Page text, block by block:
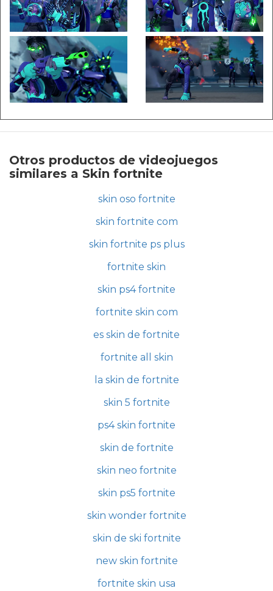
Otros productos de videojuegos
similares a Skin fortnite
skin oso fortnite
skin fortnite com
skin fortnite ps plus
fortnite skin
skin ps4 fortnite
fortnite skin com
es skin de fortnite
fortnite all skin
la skin de fortnite
skin 5 fortnite
ps4 skin fortnite
skin de fortnite
skin neo fortnite
skin ps5 fortnite
skin wonder fortnite
skin de ski fortnite
new skin fortnite
fortnite skin usa